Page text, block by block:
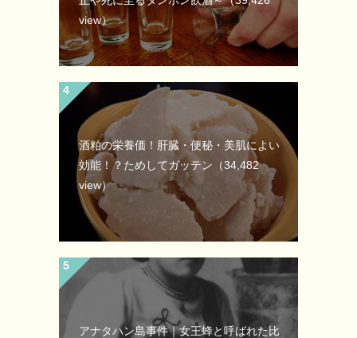
view）
酒粕の栄養価！肝臓・便秘・美肌によい
効能！？ためしてガッテン （34,482
view）
アナタハン島事件｜女王蜂と呼ばれた比